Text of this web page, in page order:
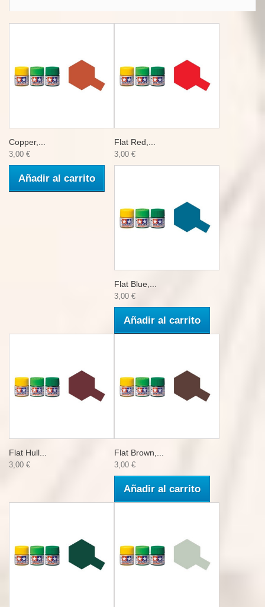
Copper,...
3,00 €
Añadir al carrito
Flat Red,...
3,00 €
Flat Blue,...
3,00 €
Añadir al carrito
Flat Hull...
3,00 €
Flat Brown,...
3,00 €
Añadir al carrito